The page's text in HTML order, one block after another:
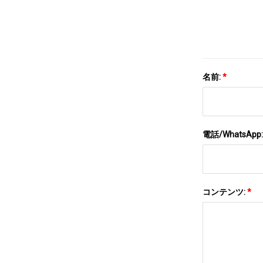
名前:*
電話/WhatsApp:
コンテンツ:*